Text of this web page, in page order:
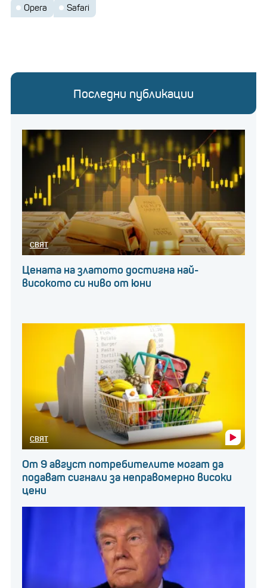
Opera Safari
Последни публикации
СВЯТ
Цената на златото достигна най-
високото си ниво от юни
СВЯТ
От 9 август потребителите могат да
подават сигнали за неправомерно високи
цени